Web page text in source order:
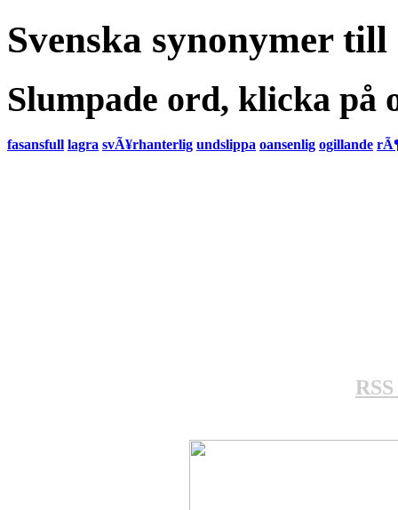
Svenska synonymer
Slumpade ord, klicka på
fasansfull lagra svÃ¥rhanterlig undslippa oansenlig ogillande